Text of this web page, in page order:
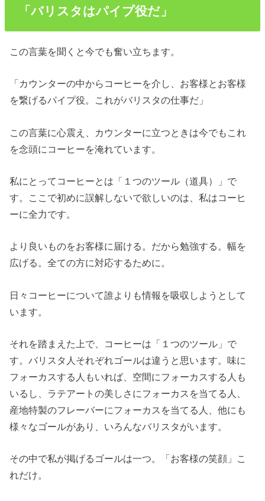
「バリスタはパイプ役だ」
この言葉を聞くと今でも奮い立ちます。
「カウンターの中からコーヒーを介し、お客様とお客様
を繋げるパイプ役。これがバリスタの仕事だ」
この言葉に心震え、カウンターに立つときは今でもこれ
を念頭にコーヒーを淹れています。
私にとってコーヒーとは「１つのツール（道具）」で
す。ここで初めに誤解しないで欲しいのは、私はコーヒ
ーに全力です。
より良いものをお客様に届ける。だから勉強する。幅を
広げる。全ての方に対応するために。
日々コーヒーについて誰よりも情報を吸収しようとして
います。
それを踏まえた上で、コーヒーは「１つのツール」で
す。バリスタ人それぞれゴールは違うと思います。味に
フォーカスする人もいれば、空間にフォーカスする人も
いるし、ラテアートの美しさにフォーカスを当てる人、
産地特製のフレーバーにフォーカスを当てる人、他にも
様々なゴールがあり、いろんなバリスタがいます。
その中で私が掲げるゴールは一つ。「お客様の笑顔」こ
れだけ。